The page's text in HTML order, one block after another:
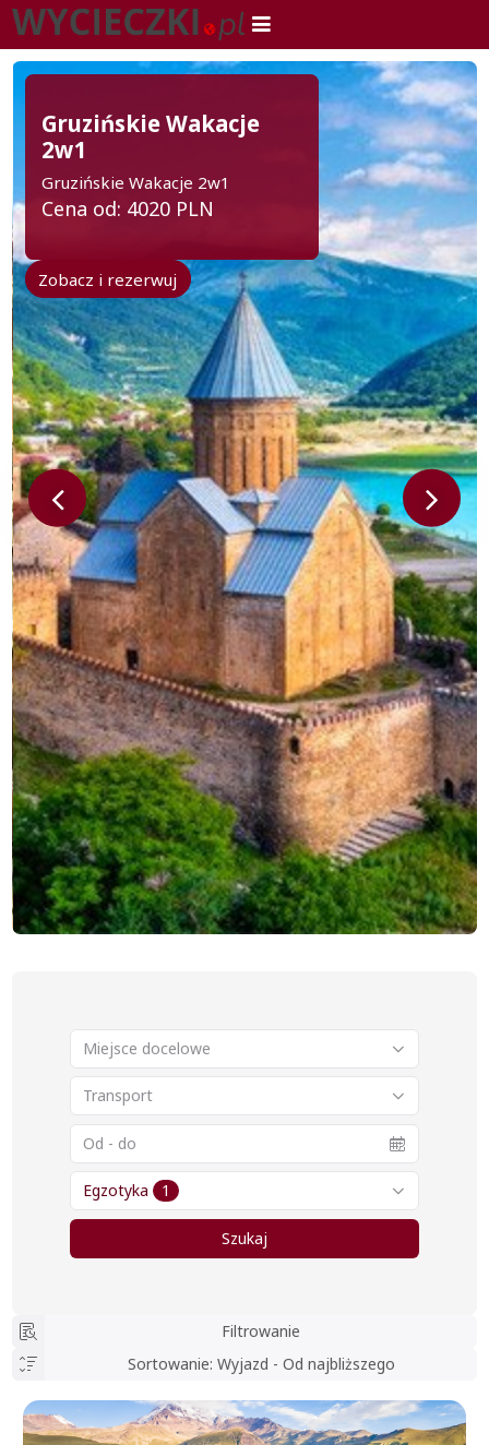
Gruzińskie Wakacje
2w1
Gruzińskie Wakacje 2w1
Cena od: 4020 PLN
Zobacz i rezerwuj
Miejsce docelowe
Transport
Egzotyka 1
Szukaj
Filtrowanie
Sortowanie: Wyjazd - Od najbliższego